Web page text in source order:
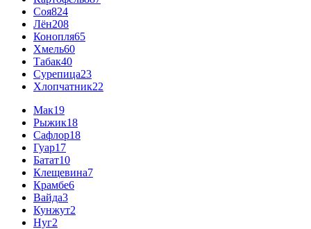
Соя824
Лён208
Конопля65
Хмель60
Табак40
Сурепица23
Хлопчатник22
Мак19
Рыжик18
Сафлор18
Гуар17
Батат10
Клещевина7
Крамбе6
Вайда3
Кунжут2
Нуг2